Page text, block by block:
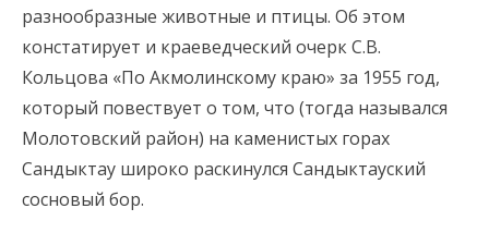
разнообразные животные и птицы. Об этом
констатирует и краеведческий очерк С.В.
Кольцова «По Акмолинскому краю» за 1955 год,
который повествует о том, что (тогда назывался
Молотовский район) на каменистых горах
Сандыктау широко раскинулся Сандыктауский
сосновый бор.